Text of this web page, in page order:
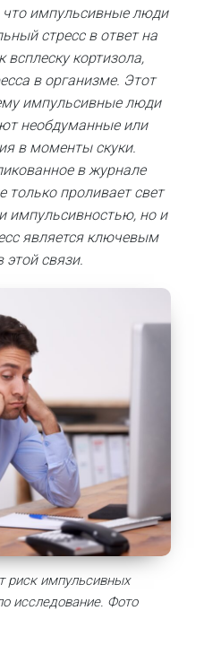
что импульсивные люди
стресс в ответ на
всплеску кортизола,
в организме. Этот
импульсивные люди
необдуманные или
в моменты скуки.
в журнале
только проливает свет
импульсивностью, но и
является ключевым
связи.
риск импульсивных
исследование. Фото